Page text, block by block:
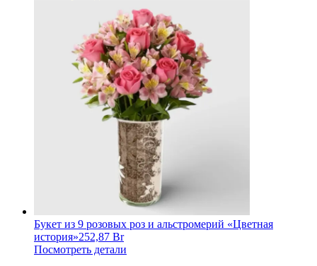
Букет из 9 розовых роз и альстромерий «Цветная
история»252,87 Br
Посмотреть детали